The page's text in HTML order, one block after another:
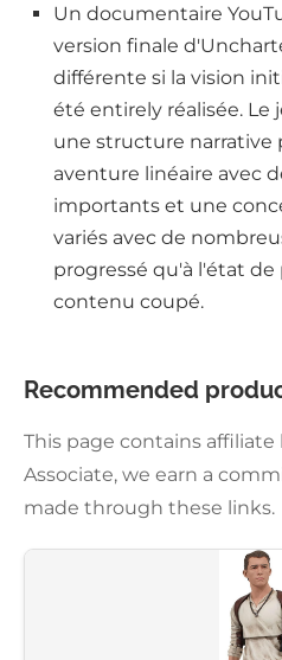
Un documentaire
version finale
différente si la vision
été entirely réalisée.
une structure narrative
aventure linéaire avec
importants et une
variés avec de
progressé qu'à l'état
contenu coupé.
Recommended
This page contains affiliate
Associate, we earn a
made through these links.